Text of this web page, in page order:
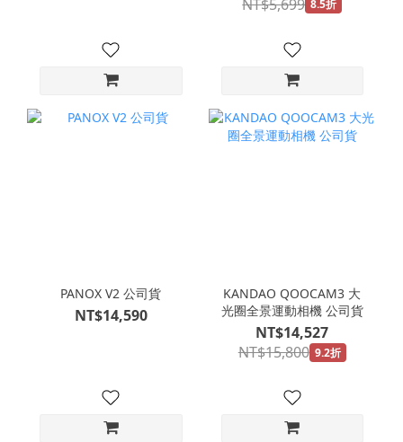
NT$5,699 8.5折
PANOX V2 公司貨
NT$14,590
KANDAO QOOCAM3 大
光圈全景運動相機 公司貨
NT$14,527
NT$15,800 9.2折